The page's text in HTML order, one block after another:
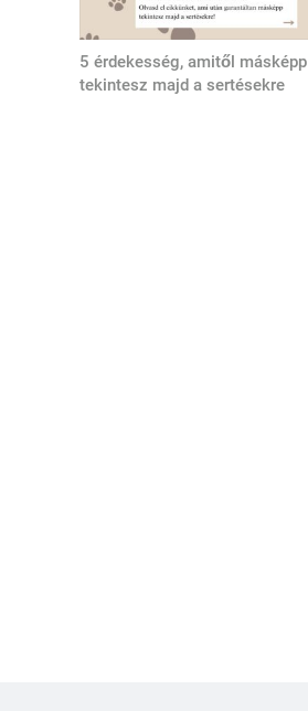
5 érdekesség, amitől másképp
tekintesz majd a sertésekre